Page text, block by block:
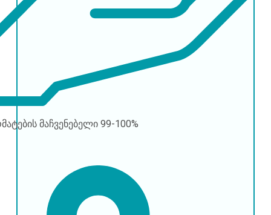
მაჩვენებელი 99-100%